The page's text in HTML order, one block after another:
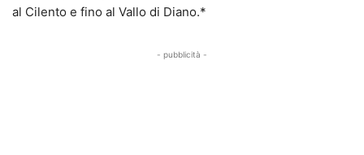
al Cilento e fino al Vallo di Diano.*
- pubblicità -